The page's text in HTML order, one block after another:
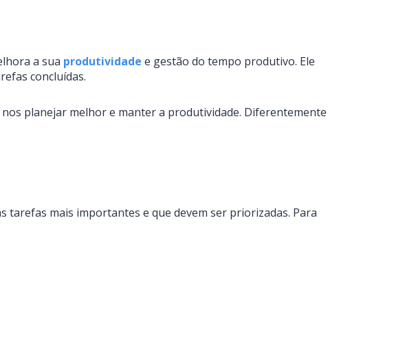
a sua produtividade e gestão do tempo produtivo. Ele
concluídas.
planejar melhor e manter a produtividade. Diferentemente
tarefas mais importantes e que devem ser priorizadas. Para